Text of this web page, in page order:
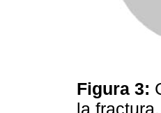
Figura 3:
la fractura.